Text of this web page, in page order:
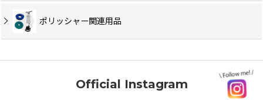
ポリッシャー関連用品
Official Instagram